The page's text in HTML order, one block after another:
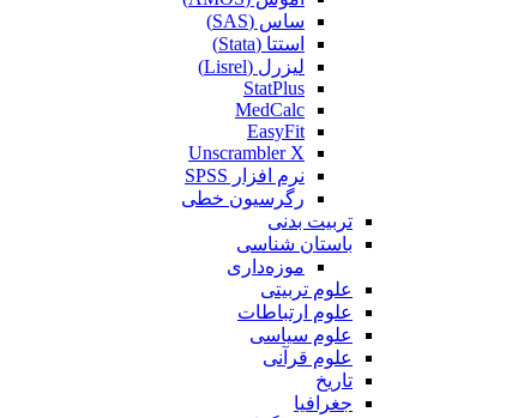
ساس (SAS)
استتا (Stata)
لیزرل (Lisrel)
StatPlus
MedCalc
EasyFit
Unscrambler X
نرم افزار SPSS
رگرسیون خطی
تربیت بدنی
باستان شناسی
موزه‌داری
علوم تربیتی
علوم ارتباطات
علوم سیاسی
علوم قرآنی
تاریخ
جغرافیا